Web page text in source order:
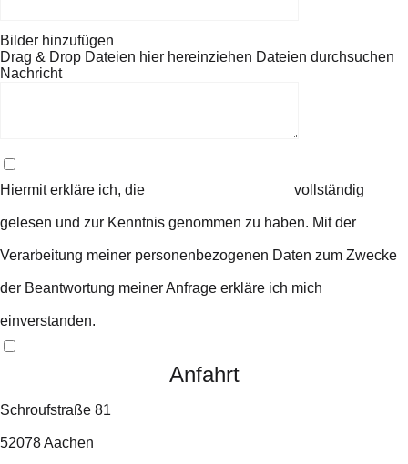
Bilder hinzufügen
Drag & Drop Dateien hier hereinziehen Dateien durchsuchen
Nachricht
Hiermit erkläre ich, die vollständig
gelesen und zur Kenntnis genommen zu haben. Mit der
Verarbeitung meiner personenbezogenen Daten zum Zwecke
der Beantwortung meiner Anfrage erkläre ich mich
einverstanden.
Anfahrt
Schroufstraße 81
52078 Aachen